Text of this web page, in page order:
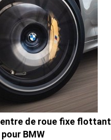
de roue fixe flottant
pour BMW